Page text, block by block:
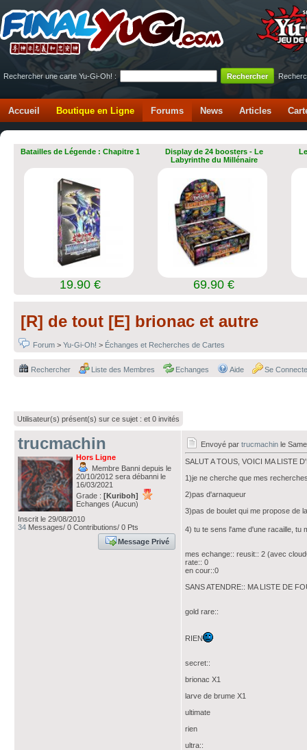
Rechercher une carte Yu-Gi-Oh! :
Accueil Boutique en Ligne Forums News Articles
Batailles de Légende : Chapitre 1
19.90 €
Display de 24 boosters - Le
Labyrinthe du Millénaire
69.90 €
[R] de tout [E] brionac et autre
Forum > Yu-Gi-Oh! > Échanges et Recherches de Cartes
Rechercher Liste des Membres Echanges Aide Se
Utilisateur(s) présent(s) sur ce sujet : et 0 invités
trucmachin
Hors Ligne
Membre Banni depuis le
20/10/2012 sera débanni le
16/03/2021
Grade : [Kuriboh]
Echanges (Aucun)
Inscrit le 29/08/2010
34 Messages/ 0 Contributions/ 0 Pts
Message Privé
Envoyé par trucmachin le
SALUT A TOUS, VOICI MA LISTE
1)je ne cherche que mes
2)pas d'arnaqueur
3)pas de boulet qui me propose de
4) tu te sens l'ame d'une racaille, tu
mes echange:: reusit:: 2 (avec
rate:: 0
en cour::0
SANS ATENDRE:: MA LISTE DE
gold rare::
RIEN
secret::
brionac X1
larve de brume X1
ultimate
rien
ultra::